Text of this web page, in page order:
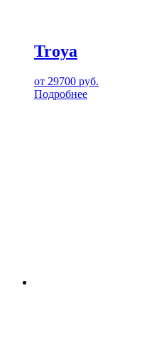
Troya
от 29700 руб.
Подробнее